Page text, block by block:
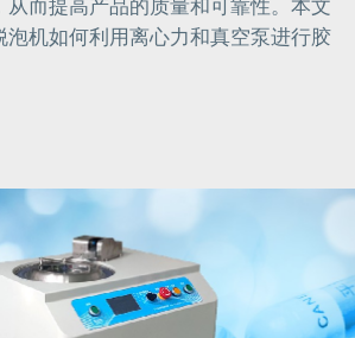
泡机如何利用离心力和真空泵进行胶